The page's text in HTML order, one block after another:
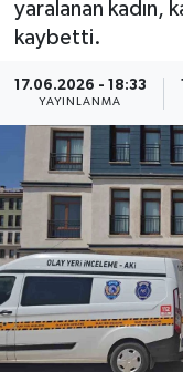
yaralanan kadın,
kaybetti.
17.06.2026 - 18:33
YAYINLANMA
Haber Arşivi